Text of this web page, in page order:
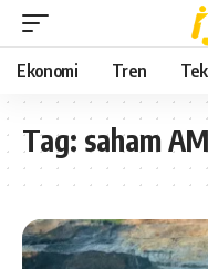
Ekonomi Tren
Tag: saham